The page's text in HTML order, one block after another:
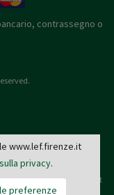
contrassegno o
-editrice@lef.firenze.it
www.lef.firenze.it
privacy.
preferenze